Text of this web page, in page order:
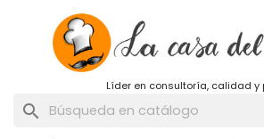
Líder en consultoría, calidad y
search